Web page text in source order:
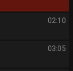
02:10
03:05